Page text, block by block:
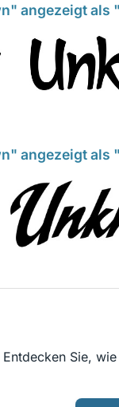
angezeigt als
angezeigt als
Sie,